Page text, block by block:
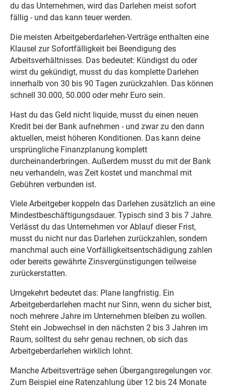
du das Unternehmen, wird das Darlehen meist sofort
fällig - und das kann teuer werden.
Die meisten Arbeitgeberdarlehen-Verträge enthalten eine
Klausel zur Sofortfälligkeit bei Beendigung des
Arbeitsverhältnisses. Das bedeutet: Kündigst du oder
wirst du gekündigt, musst du das komplette Darlehen
innerhalb von 30 bis 90 Tagen zurückzahlen. Das können
schnell 30.000, 50.000 oder mehr Euro sein.
Hast du das Geld nicht liquide, musst du einen neuen
Kredit bei der Bank aufnehmen - und zwar zu den dann
aktuellen, meist höheren Konditionen. Das kann deine
ursprüngliche Finanzplanung komplett
durcheinanderbringen. Außerdem musst du mit der Bank
neu verhandeln, was Zeit kostet und manchmal mit
Gebühren verbunden ist.
Viele Arbeitgeber koppeln das Darlehen zusätzlich an eine
Mindestbeschäftigungsdauer. Typisch sind 3 bis 7 Jahre.
Verlässt du das Unternehmen vor Ablauf dieser Frist,
musst du nicht nur das Darlehen zurückzahlen, sondern
manchmal auch eine Vorfälligkeitsentschädigung zahlen
oder bereits gewährte Zinsvergünstigungen teilweise
zurückerstatten.
Umgekehrt bedeutet das: Plane langfristig. Ein
Arbeitgeberdarlehen macht nur Sinn, wenn du sicher bist,
noch mehrere Jahre im Unternehmen bleiben zu wollen.
Steht ein Jobwechsel in den nächsten 2 bis 3 Jahren im
Raum, solltest du sehr genau rechnen, ob sich das
Arbeitgeberdarlehen wirklich lohnt.
Manche Arbeitsverträge sehen Übergangsregelungen vor.
Zum Beispiel eine Ratenzahlung über 12 bis 24 Monate